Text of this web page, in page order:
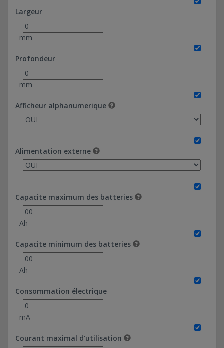
Largeur
mm
Profondeur
mm
Afficheur alphanumerique
Alimentation externe
Capacite maximum des batteries
Ah
Capacite minimum des batteries
Ah
Consommation électrique
mA
Courant maximal d'utilisation